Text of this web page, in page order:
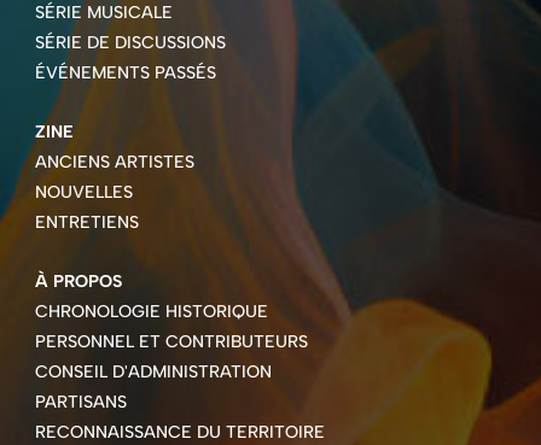
SÉRIE MUSICALE
SÉRIE DE DISCUSSIONS
ÉVÉNEMENTS PASSÉS
ZINE
ANCIENS ARTISTES
NOUVELLES
ENTRETIENS
À PROPOS
CHRONOLOGIE HISTORIQUE
PERSONNEL ET CONTRIBUTEURS
CONSEIL D'ADMINISTRATION
PARTISANS
RECONNAISSANCE DU TERRITOIRE